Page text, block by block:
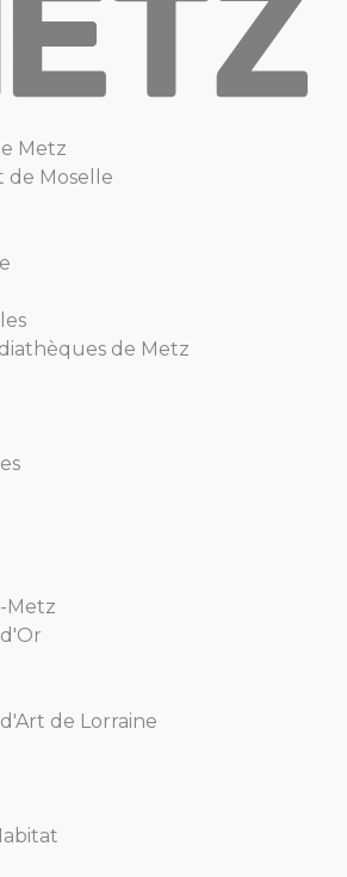
Metz
Moselle
de Metz
Metz
de Lorraine